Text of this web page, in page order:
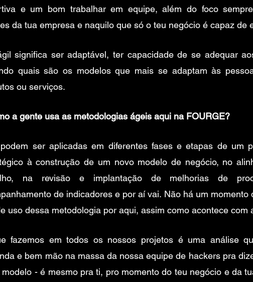
e um bom trabalhar em equipe, além do foco
da tua empresa e naquilo que só o teu negócio é capaz de
significa ser adaptável, ter capacidade de se adequar
quais são os modelos que mais se adaptam às
ou serviços.
a gente usa as metodologias ágeis aqui na FOURGE?
ser aplicadas em diferentes fases e etapas de um
à construção de um novo modelo de negócio, no
na revisão e implantação de melhorias de
de indicadores e por aí vai. Não há um momento
uso dessa metodologia por aqui, assim como acontece com
fazemos em todos os nossos projetos é uma análise
e bem mão na massa da nossa equipe de hackers pra
modelo - é mesmo pra ti, pro momento do teu negócio e da